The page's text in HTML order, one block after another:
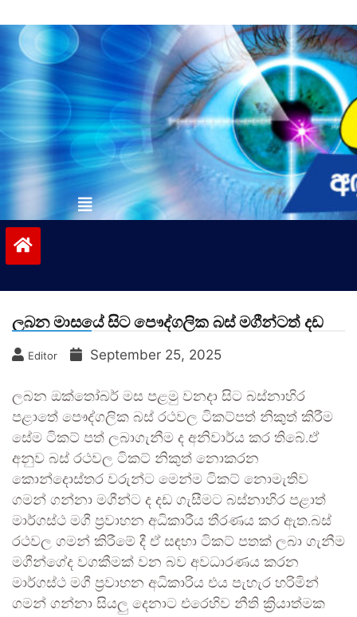
to
contentvinivida.lk
ලබන මාසයේ සිට පෞද්ගලික බස් මගීන්ටත් දඩ
Editor September 25, 2025
ලබන ඔක්තෝබර් මස පළමු වනදා සිට බස්නාහිර
පළාතේ පෞද්ගලික බස් රථවල ටිකට්පත් නිකුත් කිරීම
සේම ටිකට් පත් ලබාගැනීම ද අනිවාර්ය කර තිබේ.ඒ
අනුව බස් රථවල ටිකට් නිකුත් නොකරන
කොන්දොස්තර වරුන්ට මෙන්ම ටිකට් නොමැතිව
ගමන් ගන්නා මගීන්ට ද දඩ ගැසීමට බස්නාහිර පළාත්
මාර්ගස්ථ මගී ප්‍රවාහන අධිකාරීය තීරණය කර ඇත.බස්
රථවල ගමන් කිරීමේ දී ඒ සඳහා ටිකට් පතක් ලබා ගැනීම
මගීන්ගේද වගකීමක් වන බව අවධාරණය කරන
මාර්ගස්ථ මගී ප්‍රවාහන අධිකාරිය එය පැහැර හරිමින්
ගමන් ගන්නා සියලු දෙනාට එරෙහිව නීති ක්‍රියාත්මක